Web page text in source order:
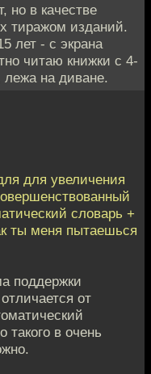
но в качестве
тиражом изданий.
лет - с экрана
читаю книжки с 4-
лежа на диване.
для увеличения
словарь +
ты меня пытаешься
поддержки
от
такого в очень